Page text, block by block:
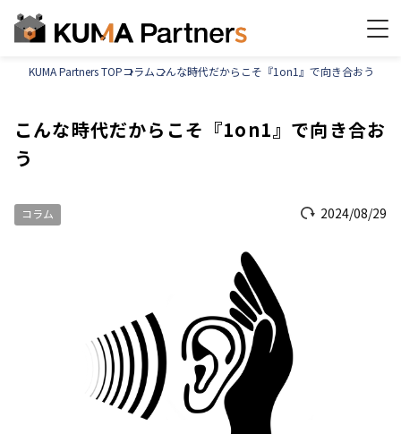
KUMA Partners TOPコラムこんな時代だからこそ『1on1』で向き合おう
こんな時代だからこそ『1on1』で向き合お
う
コラム 2024/08/29